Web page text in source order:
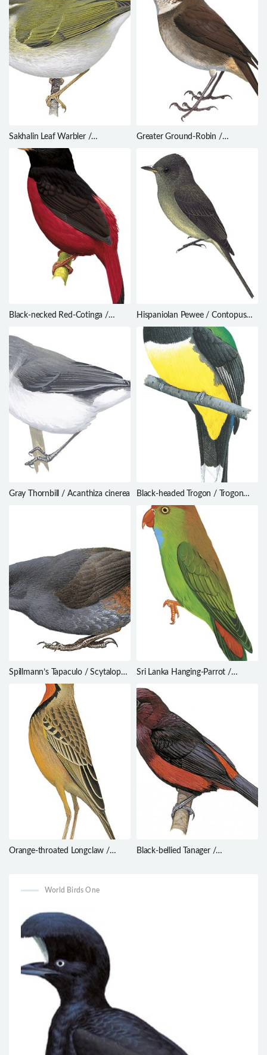
Sakhalin Leaf Warbler /
Phylloscopus borealoides
Greater Ground-Robin /
Black-necked Red-Cotinga /
Hispaniolan Pewee / Contopus
hispaniolensis
Gray Thornbill / Acanthiza cinerea
Black-headed Trogon / Trogon
melanocephalus
Spillmann’s Tapaculo / Scytalopus
Sri Lanka Hanging-Parrot /
Orange-throated Longclaw /
Black-bellied Tanager /
World Birds One